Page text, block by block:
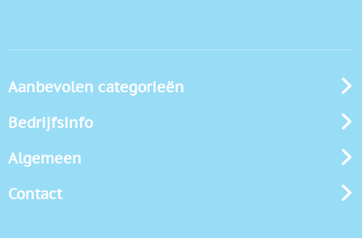
Aanbevolen categorieën
Bedrijfsinfo
Algemeen
Contact